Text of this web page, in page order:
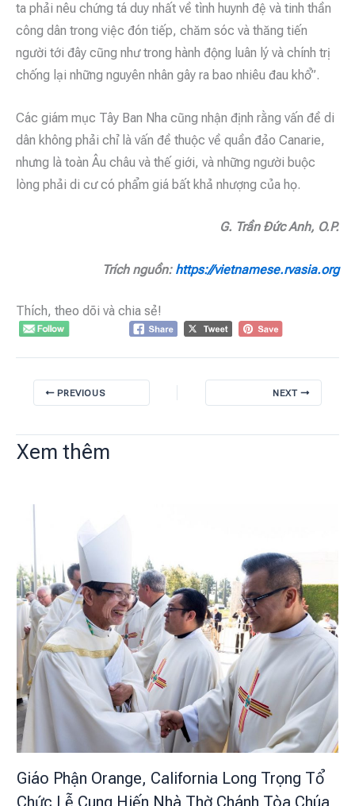
ta phải nêu chứng tá duy nhất về tình huynh đệ và tinh thần
công dân trong việc đón tiếp, chăm sóc và thăng tiến
người tới đây cũng như trong hành động luân lý và chính trị
chống lại những nguyên nhân gây ra bao nhiêu đau khổ”.
Các giám mục Tây Ban Nha cũng nhận định rằng vấn đề di
dân không phải chỉ là vấn đề thuộc về quần đảo Canarie,
nhưng là toàn Âu châu và thế giới, và những người buộc
lòng phải di cư có phẩm giá bất khả nhượng của họ.
G. Trần Đức Anh, O.P.
Trích nguồn: https://vietnamese.rvasia.org
Thích, theo dõi và chia sẻ!
PREVIOUS NEXT
Xem thêm
Giáo Phận Orange, California Long Trọng Tổ